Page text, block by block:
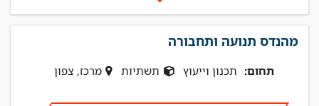
מהנדס תנועה ותחבורה
תחום: תכנון וייעוץ תשתיות מרכז, צפון